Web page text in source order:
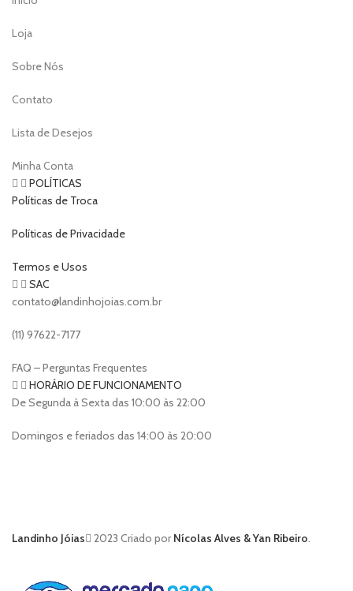
Loja
Sobre Nós
Contato
Lista de Desejos
Minha Conta
POLÍTICAS
Políticas de Troca
Políticas de Privacidade
Termos e Usos
SAC
contato@landinhojoias.com.br
(11) 97622-7177
FAQ – Perguntas Frequentes
HORÁRIO DE FUNCIONAMENTO
De Segunda à Sexta das 10:00 às 22:00
Domingos e feriados das 14:00 às 20:00
Landinho Jóias 2023 Criado porNícolas Alves & Yan Ribeiro